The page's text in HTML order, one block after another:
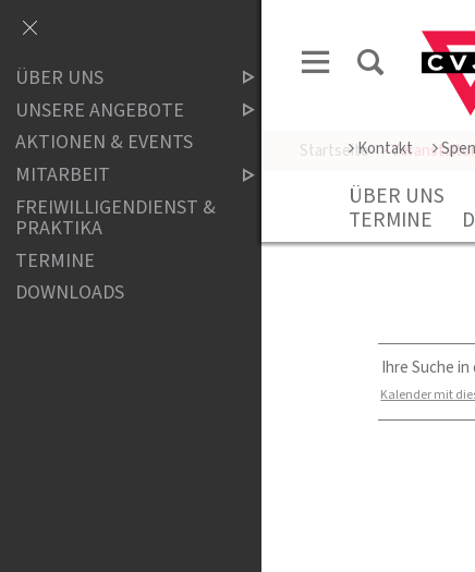
Kontakt
ÜBER UNS
TERMINE
Startseite >
Ihre Suche
Kalender mit
ÜBER UNS
UNSERE ANGEBOTE
AKTIONEN & EVENTS
MITARBEIT
FREIWILLIGENDIENST &
PRAKTIKA
TERMINE
DOWNLOADS